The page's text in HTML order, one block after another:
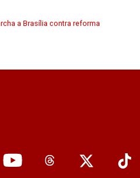
a Brasília contra reforma